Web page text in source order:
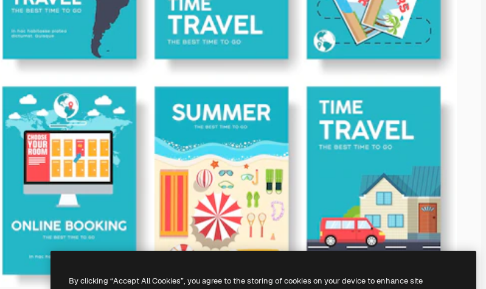
By clicking “Accept All Cookies”, you agree to the storing of cookies on your device to enhance site